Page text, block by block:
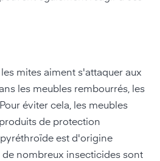
mites aiment s'attaquer aux
les meubles rembourrés, les
éviter cela, les meubles
de protection
est d'origine
de nombreux insecticides sont